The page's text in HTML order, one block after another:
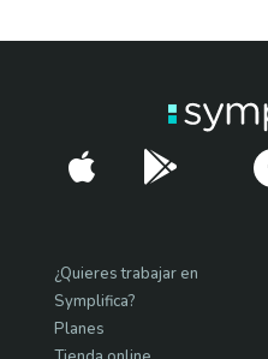
 
¿Quieres trabajar en
Symplifica?
Planes